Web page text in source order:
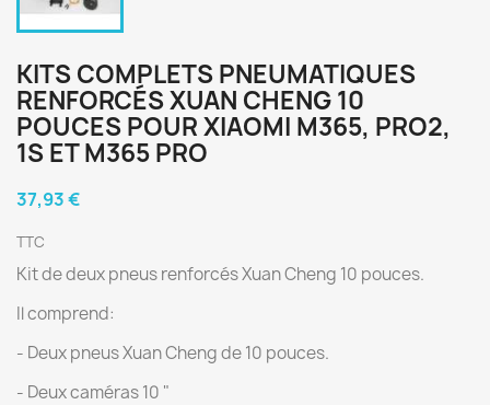
KITS COMPLETS PNEUMATIQUES
RENFORCÉS XUAN CHENG 10
POUCES POUR XIAOMI M365, PRO2,
1S ET M365 PRO
37,93 €
TTC
Kit de deux pneus renforcés Xuan Cheng 10 pouces.
Il comprend:
- Deux pneus Xuan Cheng de 10 pouces.
- Deux caméras 10 "